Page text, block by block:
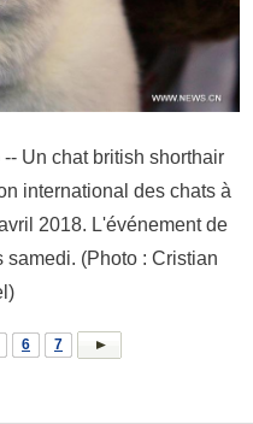
Un chat british shorthair
international des chats à
2018. L'événement de
samedi. (Photo : Cristian
6 7